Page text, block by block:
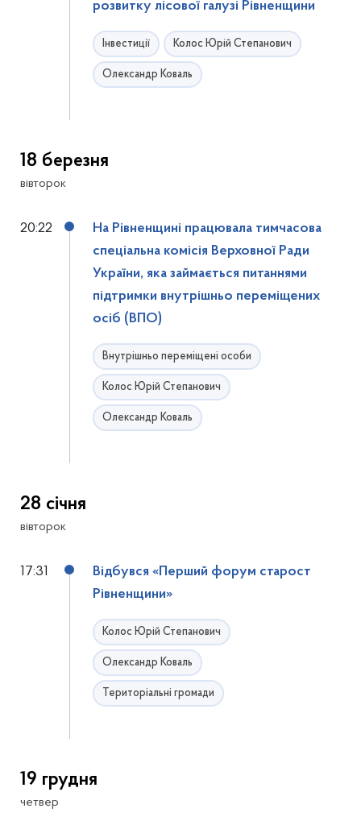
розвитку лісової галузі Рівненщини
Інвестиції Колос Юрій Степанович
Олександр Коваль
18 березня
вівторок
20:22
На Рівненщині працювала тимчасова
спеціальна комісія Верховної Ради
України, яка займається питаннями
підтримки внутрішньо переміщених
осіб (ВПО)
Внутрішньо переміщені особи
Колос Юрій Степанович
Олександр Коваль
28 січня
вівторок
17:31
Відбувся «Перший форум старост
Рівненщини»
Колос Юрій Степанович
Олександр Коваль
Територіальні громади
19 грудня
четвер